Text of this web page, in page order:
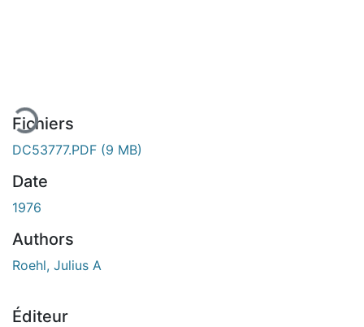
Fichiers
DC53777.PDF (9 MB)
Date
1976
Authors
Roehl, Julius A
Éditeur